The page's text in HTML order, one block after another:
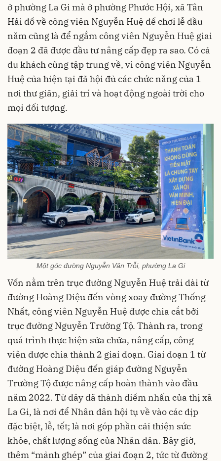
ở phường La Gi mà ở phường Phước Hội, xã Tân
Hải đổ về công viên Nguyễn Huệ để chơi lễ đầu
năm cũng là để ngắm công viên Nguyễn Huệ giai
đoạn 2 đã được đầu tư nâng cấp đẹp ra sao. Có cả
du khách cũng tập trung về, vì công viên Nguyễn
Huệ của hiện tại đã hội đủ các chức năng của 1
nơi thư giãn, giải trí và hoạt động ngoài trời cho
mọi đối tượng.
Một góc đường Nguyễn Văn Trỗi, phường La Gi
Vốn nằm trên trục đường Nguyễn Huệ trải dài từ
đường Hoàng Diệu đến vòng xoay đường Thống
Nhất, công viên Nguyễn Huệ được chia cắt bởi
trục đường Nguyễn Trường Tộ. Thành ra, trong
quá trình thực hiện sửa chữa, nâng cấp, công
viên được chia thành 2 giai đoạn. Giai đoạn 1 từ
đường Hoàng Diệu đến giáp đường Nguyễn
Trường Tộ được nâng cấp hoàn thành vào đầu
năm 2022. Từ đây đã thành điểm nhấn của thị xã
La Gi, là nơi để Nhân dân hội tụ về vào các dịp
đặc biệt, lễ, tết; là nơi góp phần cải thiện sức
khỏe, chất lượng sống của Nhân dân. Bây giờ,
thêm “mảnh ghép” của giai đoạn 2, tức từ đường